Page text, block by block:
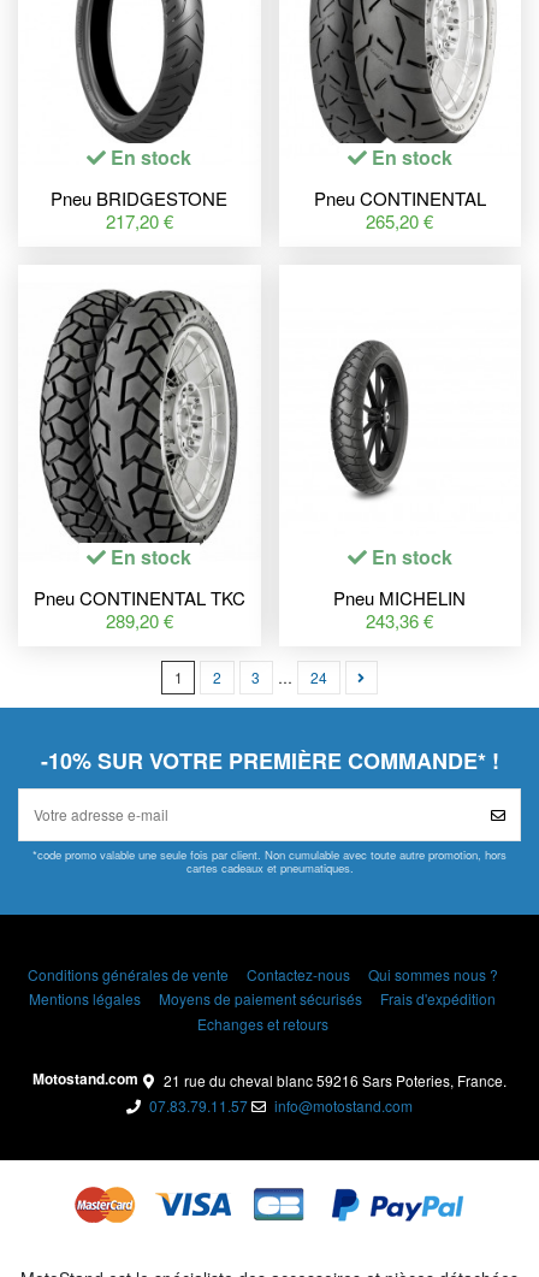
En stock
Pneu BRIDGESTONE
BATTLAX A41 100/90-19
217,20 €
En stock
Pneu CONTINENTAL
ContiTrailAttack 3 150/70 R
265,20 €
En stock
Pneu CONTINENTAL TKC
70 170/60 R 17 72V TL M+S
289,20 €
En stock
Pneu MICHELIN
SCORCHER ADVENTURE
19 M/C 60V TL
243,36 €
1 2 3 … 24
-10% SUR VOTRE PREMIÈRE COMMANDE* !
*code promo valable une seule fois par client. Non cumulable avec toute autre promotion, hors
cartes cadeaux et pneumatiques.
Conditions générales de vente Contactez-nous
Qui sommes nous ?
Mentions légales
Moyens de paiement sécurisés
Frais d'expédition
Echanges et retours
Motostand.com
21 rue du cheval blanc 59216 Sars Poteries, France.
07.83.79.11.57
info@motostand.com